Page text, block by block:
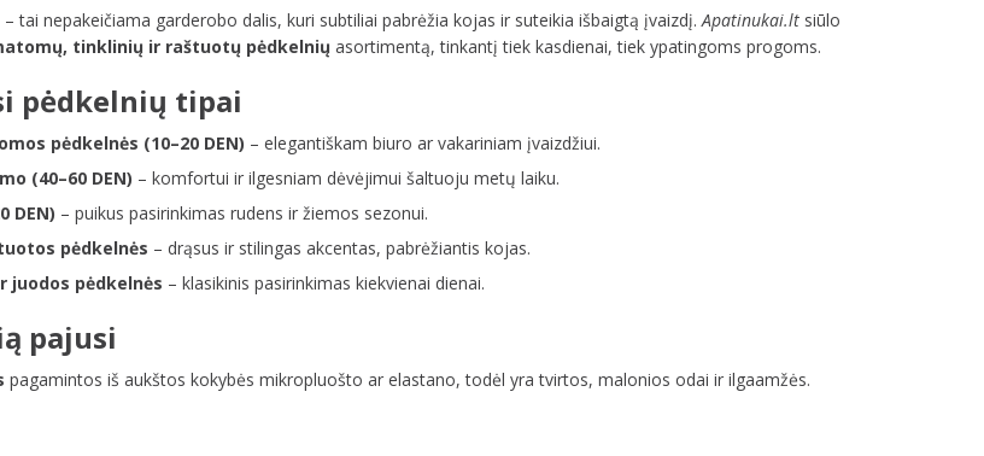
– tai nepakeičiama garderobo dalis, kuri subtiliai pabrėžia kojas ir suteikia išbaigtą įvaizdį.Apatinukai.ltsiūlo
tinklinių ir raštuotų pėdkelnių asortimentą, tinkantį tiek kasdienai, tiek ypatingoms progoms.
pėdkelnių tipai
pėdkelnės (10–20 DEN) – elegantiškam biuro ar vakariniam įvaizdžiui.
(40–60 DEN) – komfortui ir ilgesniam dėvėjimui šaltuoju metų laiku.
DEN) – puikus pasirinkimas rudens ir žiemos sezonui.
pėdkelnės – drąsus ir stilingas akcentas, pabrėžiantis kojas.
juodos pėdkelnės – klasikinis pasirinkimas kiekvienai dienai.
pajusi
pagamintos iš aukštos kokybės mikropluošto ar elastano, todėl yra tvirtos, malonios odai ir ilgaamžės.